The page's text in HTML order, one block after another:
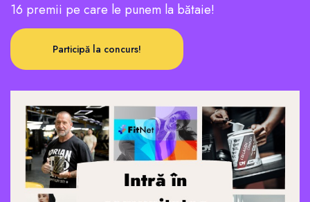
16 premii pe care le punem la bătaie!
Participă la concurs!